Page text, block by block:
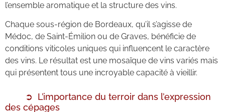
l’ensemble aromatique et la structure des vins.
Chaque sous-région de Bordeaux, qu’il s’agisse de
Médoc, de Saint-Émilion ou de Graves, bénéficie de
conditions viticoles uniques qui influencent le caractère
des vins. Le résultat est une mosaïque de vins variés mais
qui présentent tous une incroyable capacité à vieillir.
L’importance du terroir dans l’expression
des cépages